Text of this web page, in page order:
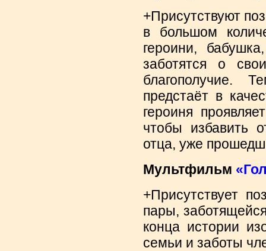
+Присутствуют
в большом
героини,
заботятся о
благополучие.
предстаёт в
героиня
чтобы избавить
отца, уже
Мультфильм
+Присутствует
пары,
конца истории
семьи и заботы